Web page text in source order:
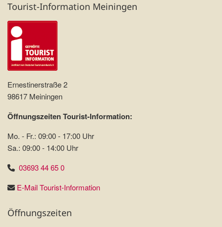
Tourist-Information Meiningen
Ernestinerstraße 2
98617 Meiningen
Öffnungszeiten Tourist-Information:
Mo. - Fr.: 09:00 - 17:00 Uhr
Sa.: 09:00 - 14:00 Uhr
03693 44 65 0
E-Mail Tourist-Information
Öffnungszeiten